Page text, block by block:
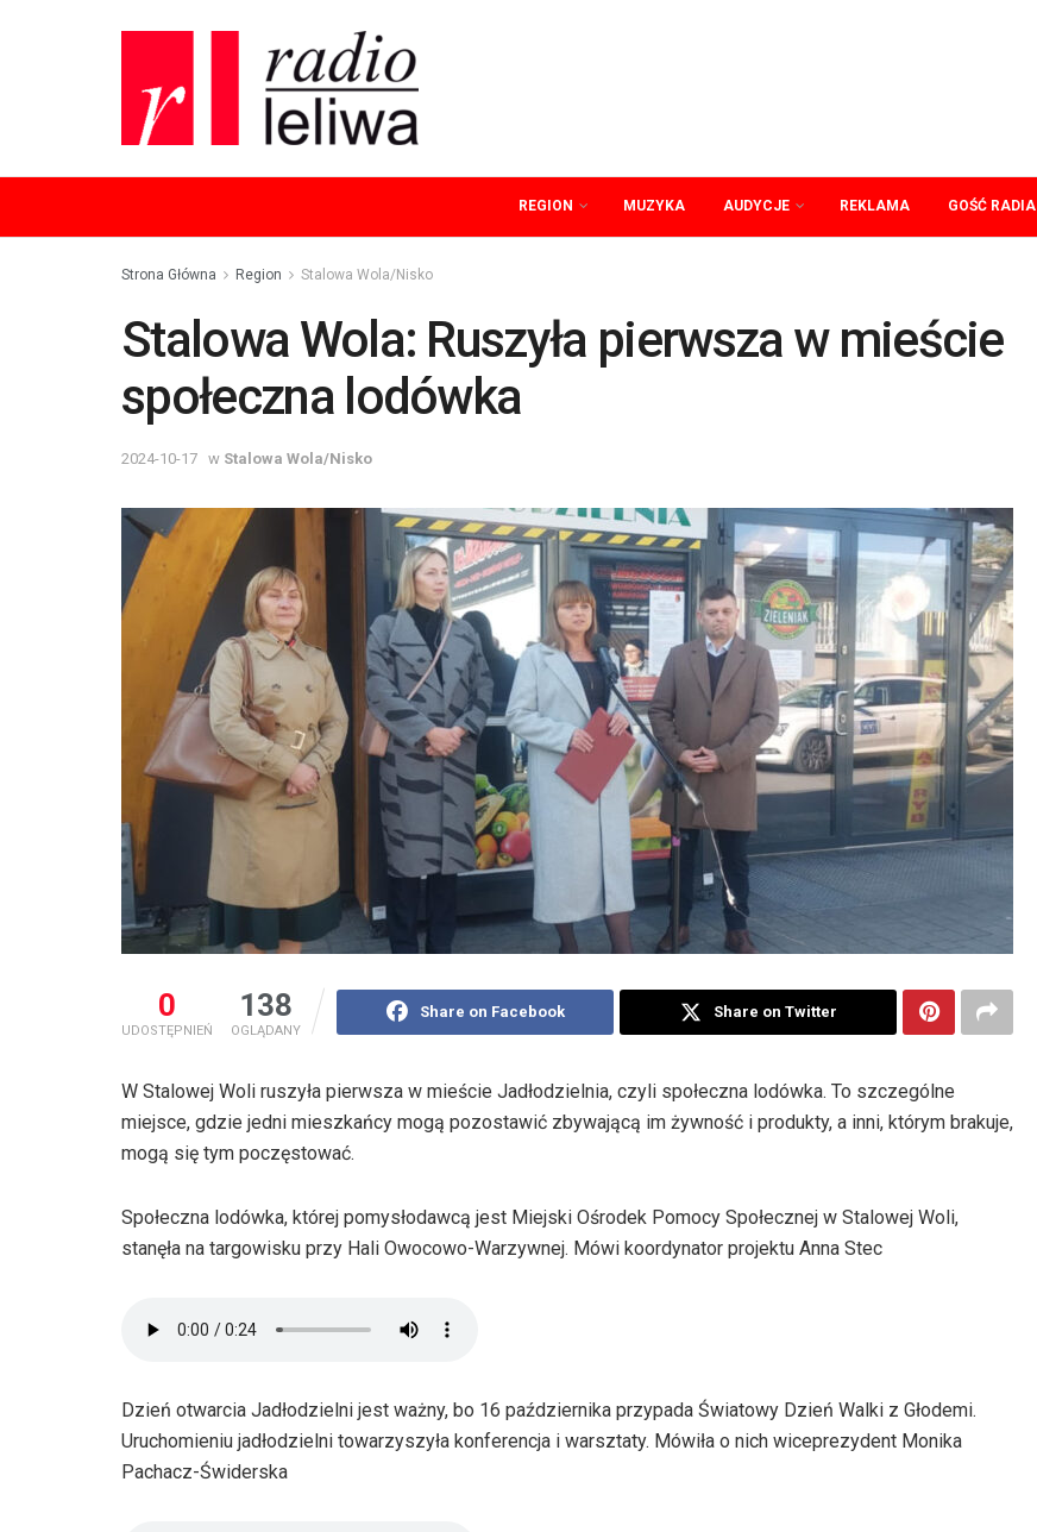
REGION MUZYKA AUDYCJE REKLAMA GOŚĆ RADIA
Strona Główna Region Stalowa Wola/Nisko
Stalowa Wola: Ruszyła pierwsza w mieście
społeczna lodówka
2024-10-17 w Stalowa Wola/Nisko
0
UDOSTĘPNIEŃ
138
OGLĄDANY
Share on Facebook Share on Twitter
W Stalowej Woli ruszyła pierwsza w mieście Jadłodzielnia, czyli społeczna lodówka. To szczególne
miejsce, gdzie jedni mieszkańcy mogą pozostawić zbywającą im żywność i produkty, a inni, którym brakuje,
mogą się tym poczęstować.
Społeczna lodówka, której pomysłodawcą jest Miejski Ośrodek Pomocy Społecznej w Stalowej Woli,
stanęła na targowisku przy Hali Owocowo-Warzywnej. Mówi koordynator projektu Anna Stec
Dzień otwarcia Jadłodzielni jest ważny, bo 16 października przypada Światowy Dzień Walki z Głodemi.
Uruchomieniu jadłodzielni towarzyszyła konferencja i warsztaty. Mówiła o nich wiceprezydent Monika
Pachacz-Świderska